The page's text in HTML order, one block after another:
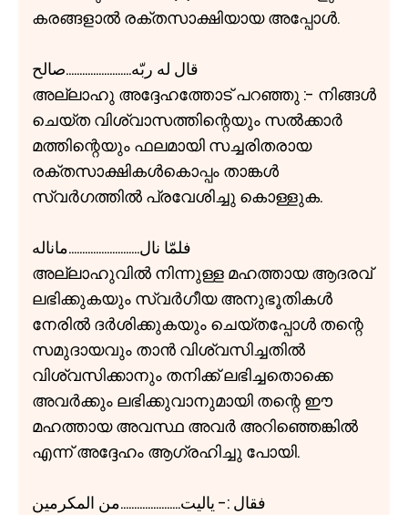
കരങ്ങളാൽ രക്തസാക്ഷിയായ അപ്പോൾ.
قال له ربّه........................صالح
അല്ലാഹു അദ്ദേഹത്തോട് പറഞ്ഞു :- നിങ്ങൾ
ചെയ്ത വിശ്വാസത്തിന്റെയും സൽക്കാർ
മത്തിന്റെയും ഫലമായി സച്ചരിതരായ
രക്തസാക്ഷികൾകൊപ്പം താങ്കൾ
സ്വർഗത്തിൽ പ്രവേശിച്ചു കൊള്ളുക.
فلمّا نال..........................ماناله
അല്ലാഹുവിൽ നിന്നുള്ള മഹത്തായ ആദരവ്
ലഭിക്കുകയും സ്വർഗീയ അനുഭൂതികൾ
നേരിൽ ദർശിക്കുകയും ചെയ്തപ്പോൾ തന്റെ
സമുദായവും താൻ വിശ്വസിച്ചതിൽ
വിശ്വസിക്കാനും തനിക്ക് ലഭിച്ചതൊക്കെ
അവർക്കും ലഭിക്കുവാനുമായി തന്റെ ഈ
മഹത്തായ അവസ്ഥ അവർ അറിഞ്ഞെങ്കിൽ
എന്ന് അദ്ദേഹം ആഗ്രഹിച്ചു പോയി.
فقال :- ياليت......................من المكرمين